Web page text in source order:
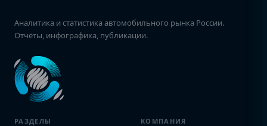
Аналитика и статистика автомобильного рынка России.
Отчёты, инфографика, публикации.
РАЗДЕЛЫ КОМПАНИЯ